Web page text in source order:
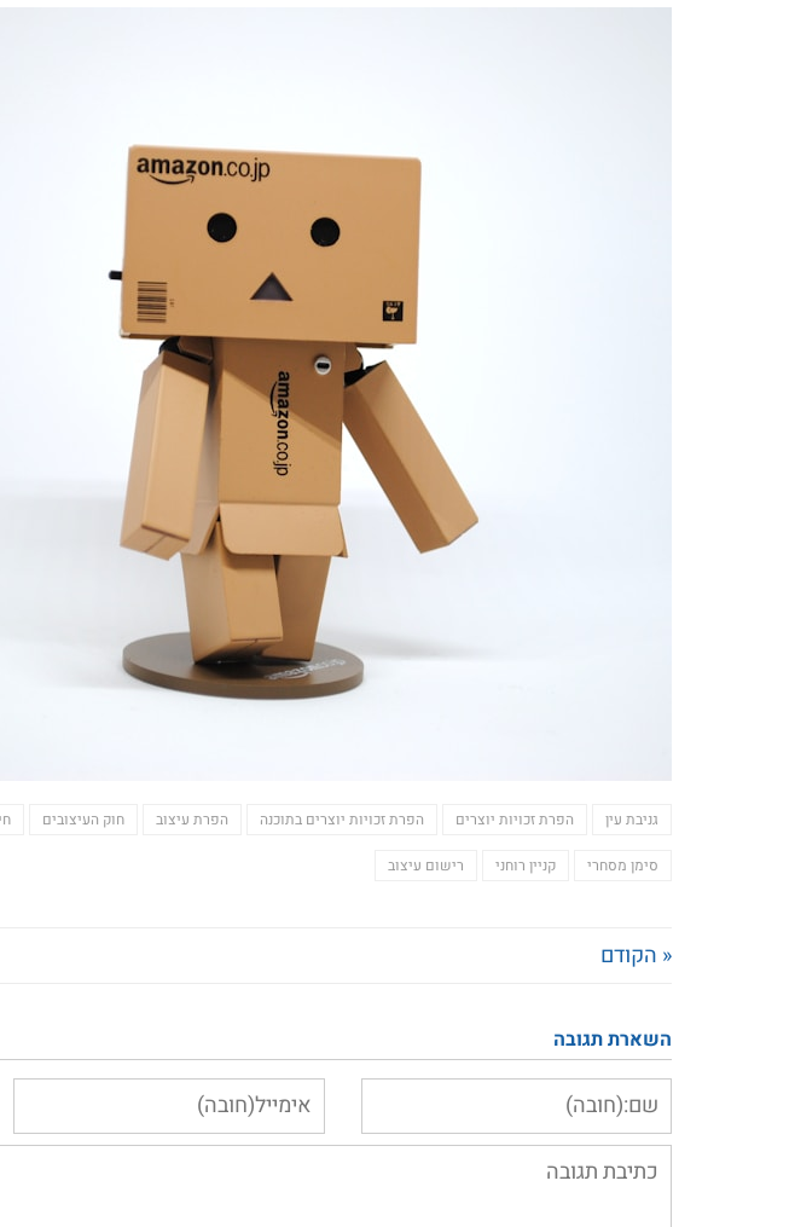
גניבת עין הפרת זכויות יוצרים הפרת זכויות יוצרים בתוכנה הפרת עיצוב חוק העיצובים
סימן מסחרי קניין רוחני רישום עיצוב
« הקודם
השארת תגובה